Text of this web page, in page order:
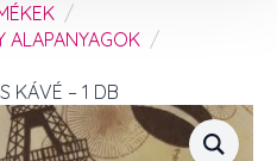
ALAPANYAGOK
KÁVÉ – 1 DB